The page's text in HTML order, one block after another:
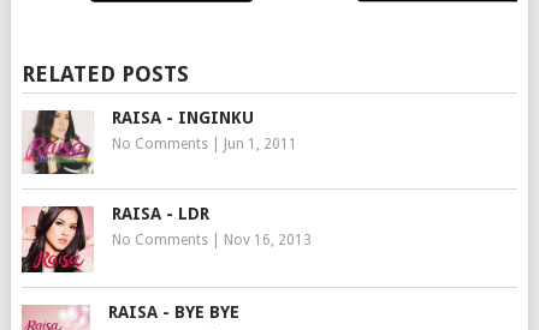
RELATED POSTS
RAISA - INGINKU
No Comments| Jun 1, 2011
RAISA - LDR
No Comments| Nov 16, 2013
RAISA - BYE BYE